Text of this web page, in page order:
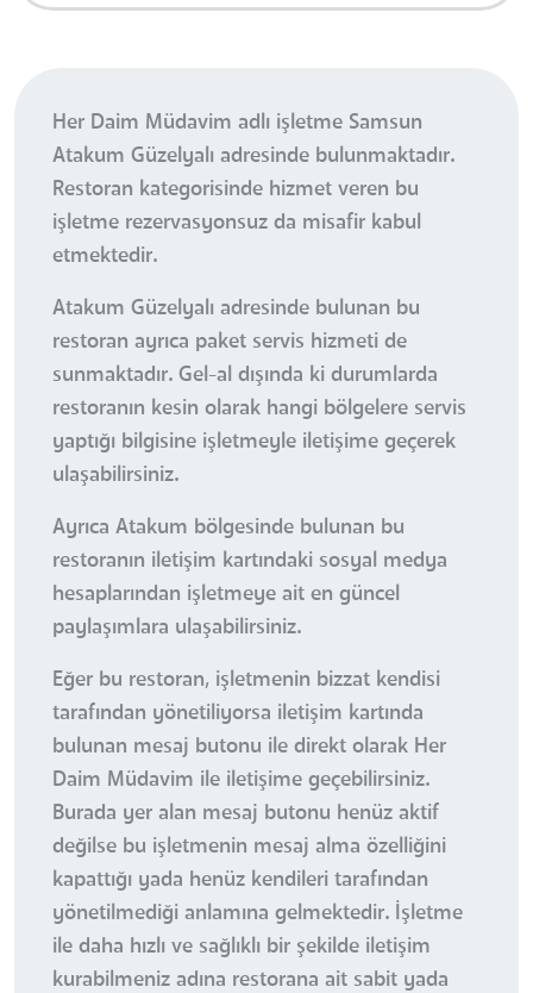
Her Daim Müdavim adlı işletme Samsun
Atakum Güzelyalı adresinde bulunmaktadır.
Restoran kategorisinde hizmet veren bu
işletme rezervasyonsuz da misafir kabul
etmektedir.
Atakum Güzelyalı adresinde bulunan bu
restoran ayrıca paket servis hizmeti de
sunmaktadır. Gel-al dışında ki durumlarda
restoranın kesin olarak hangi bölgelere servis
yaptığı bilgisine işletmeyle iletişime geçerek
ulaşabilirsiniz.
Ayrıca Atakum bölgesinde bulunan bu
restoranın iletişim kartındaki sosyal medya
hesaplarından işletmeye ait en güncel
paylaşımlara ulaşabilirsiniz.
Eğer bu restoran, işletmenin bizzat kendisi
tarafından yönetiliyorsa iletişim kartında
bulunan mesaj butonu ile direkt olarak Her
Daim Müdavim ile iletişime geçebilirsiniz.
Burada yer alan mesaj butonu henüz aktif
değilse bu işletmenin mesaj alma özelliğini
kapattığı yada henüz kendileri tarafından
yönetilmediği anlamına gelmektedir. İşletme
ile daha hızlı ve sağlıklı bir şekilde iletişim
kurabilmeniz adına restorana ait sabit yada